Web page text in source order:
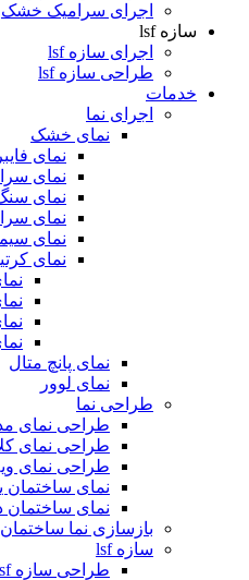
اجرای سرامیک خشک
سازه lsf
اجرای سازه lsf
طراحی سازه lsf
خدمات
اجرای نما
نمای خشک
نمای
نمای
نمای
نمای
نمای
نمای
نمای پانچ متال
نمای لوور
طراحی نما
طراحی نمای
طراحی نمای
طراحی نمای
نمای ساختمان
نمای ساختمان
بازسازی نما ساختمان
سازه lsf
طراحی سازه lsf